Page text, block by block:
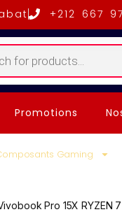
+212 667
Promotions
Gaming
Pro 15X RYZEN